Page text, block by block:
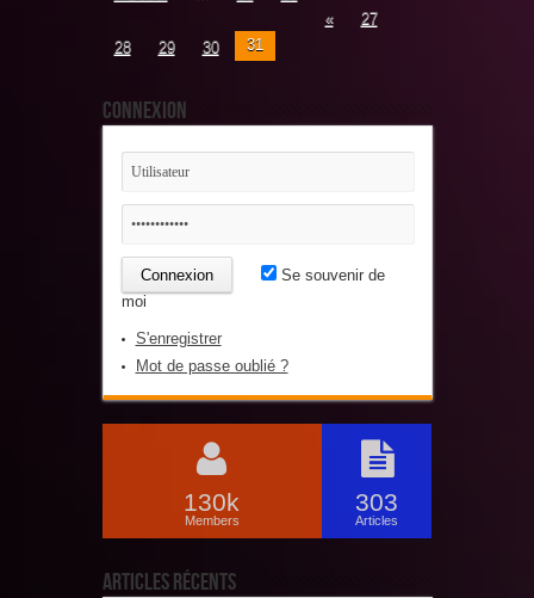
«
27
28
29 30 31
Connexion
Se souvenir de
moi
S'enregistrer
Mot de passe oublié ?
130k
Members
303
Articles
Articles récents